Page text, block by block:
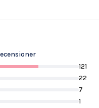
121
22
7
1